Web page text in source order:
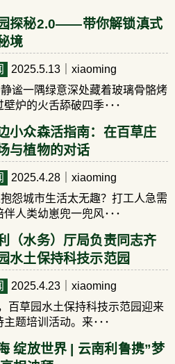
探秘2.0——带你解锁滇式
境
2025.5.13 ｜xiaoming
谧一隅绿意深处藏着玻璃骨骼烤
炉的火舌舔破四季･･･
小众森活指南：在百草庄
与植物的对话
2025.4.28 ｜xiaoming
怨城市生活太无趣？打工人急需
人类幼崽兜一兜风･･･
（水务）厅局负责同志齐
水土保持科技示范园
2025.4.23 ｜xiaoming
百草园水土保持科技示范园迎来
题培训活动。来･･･
绽放世界 | 云南利鲁携”梦